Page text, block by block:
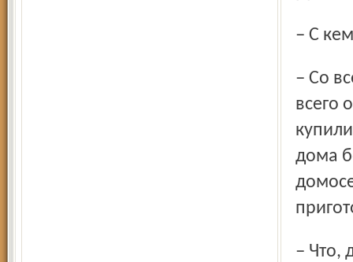
– С
– Со всеми в команде отношения ровные. Но больше
всего
дома
–